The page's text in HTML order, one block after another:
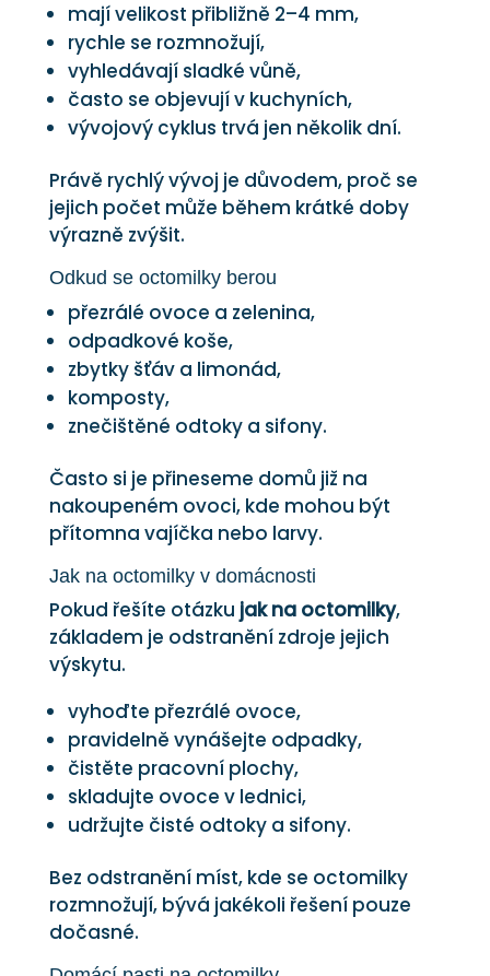
mají velikost přibližně 2–4 mm,
rychle se rozmnožují,
vyhledávají sladké vůně,
často se objevují v kuchyních,
vývojový cyklus trvá jen několik dní.
Právě rychlý vývoj je důvodem, proč se
jejich počet může během krátké doby
výrazně zvýšit.
Odkud se octomilky berou
přezrálé ovoce a zelenina,
odpadkové koše,
zbytky šťáv a limonád,
komposty,
znečištěné odtoky a sifony.
Často si je přineseme domů již na
nakoupeném ovoci, kde mohou být
přítomna vajíčka nebo larvy.
Jak na octomilky v domácnosti
Pokud řešíte otázku jak na octomilky,
základem je odstranění zdroje jejich
výskytu.
vyhoďte přezrálé ovoce,
pravidelně vynášejte odpadky,
čistěte pracovní plochy,
skladujte ovoce v lednici,
udržujte čisté odtoky a sifony.
Bez odstranění míst, kde se octomilky
rozmnožují, bývá jakékoli řešení pouze
dočasné.